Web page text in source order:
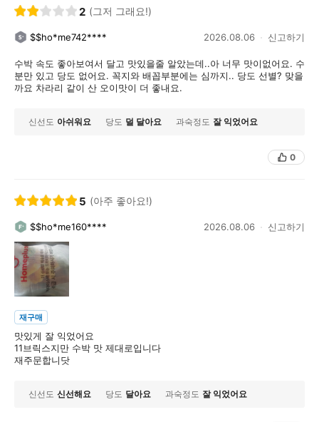
2 (그저 그래요!)
$$ho*me742**** 2026.08.06 신고하기
수박 속도 좋아보여서 달고 맛있을줄 알았는데..아 너무 맛이없어요. 수
분만 있고 당도 없어요. 꼭지와 배꼽부분에는 심까지.. 당도 선별? 맞을
까요 차라리 같이 산 오이맛이 더 좋내요.
신선도 아쉬워요 당도 덜 달아요 과숙정도 잘 익었어요
0
5 (아주 좋아요!)
$$ho*me160**** 2026.08.06 신고하기
재구매
맛있게 잘 익었어요
11브릭스지만 수박 맛 제대로입니다
재주문합니닷
신선도 신선해요 당도 달아요 과숙정도 잘 익었어요